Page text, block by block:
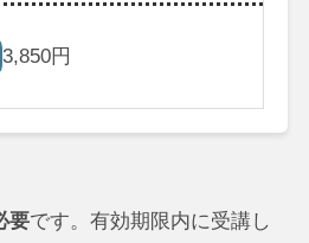
3,850円
要です。有効期限内に受講し